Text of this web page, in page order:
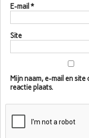
E-mail *
Site
Mijn naam, e-mail en
reactie plaats.